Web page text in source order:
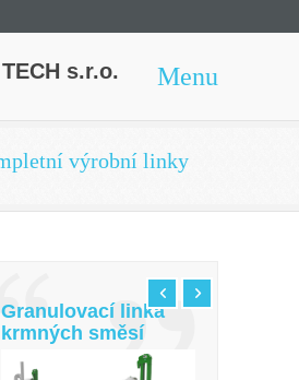
s.r.o. Menu
výrobní linky
Granulovací linka
krmných směsí